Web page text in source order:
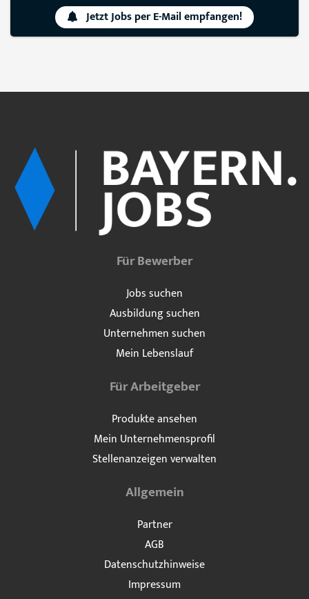
Jetzt Jobs per E-Mail empfangen!
Für Bewerber
Jobs suchen
Ausbildung suchen
Unternehmen suchen
Mein Lebenslauf
Für Arbeitgeber
Produkte ansehen
Mein Unternehmensprofil
Stellenanzeigen verwalten
Allgemein
Partner
AGB
Datenschutzhinweise
Impressum